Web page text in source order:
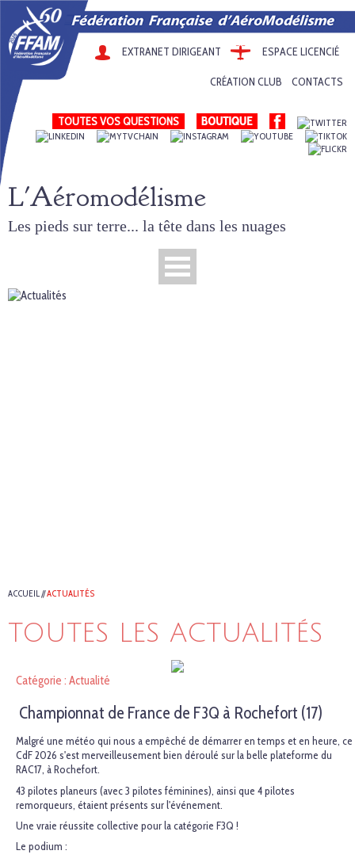
EXTRANET DIRIGEANT ESPACE LICENCIÉ
CRÉATION CLUB CONTACTS
TOUTES VOS QUESTIONS
L'Aéromodélisme
Les pieds sur terre... la tête dans les nuages
ACCUEIL//ACTUALITÉS
TOUTES LES ACTUALITÉS
Catégorie : Actualité
Championnat de France de F3Q à Rochefort (17)
Malgré une météo qui nous a empêché de démarrer en temps et en heure, ce
CdF 2026 s'est merveilleusement bien déroulé sur la belle plateforme du
RAC17, à Rochefort.
43 pilotes planeurs (avec 3 pilotes féminines), ainsi que 4 pilotes
remorqueurs, étaient présents sur l'événement.
Une vraie réussite collective pour la catégorie F3Q !
Le podium :